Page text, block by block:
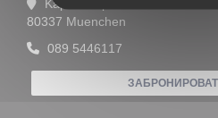
Kapuzinerplatz 5
80337 Muenchen
089 5446117